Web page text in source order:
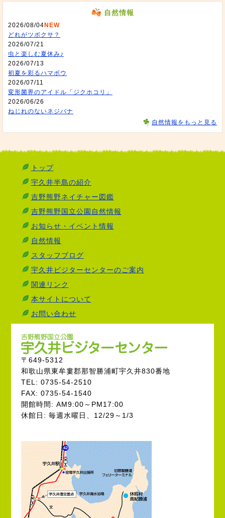
自然情報
2026/08/04 NEW
どれがツボクサ？
2026/07/21
虫と楽しむ夏休み♪
2026/07/13
初夏を彩るハマボウ
2026/07/11
変形菌界のアイドル「ジクホコリ」
2026/06/26
ねじれのないネジバナ
自然情報をもっと見る
トップ
宇久井半島の紹介
吉野熊野ネイチャー図鑑
吉野熊野国立公園自然情報
お知らせ・イベント情報
自然情報
スタッフブログ
宇久井ビジターセンターのご案内
関連リンク
本サイトについて
お問い合わせ
〒649-5312
和歌山県東牟婁郡那智勝浦町宇久井830番地
TEL: 0735-54-2510
FAX: 0735-54-1540
開館時間: AM9:00～PM17:00
休館日: 毎週水曜日、12/29～1/3